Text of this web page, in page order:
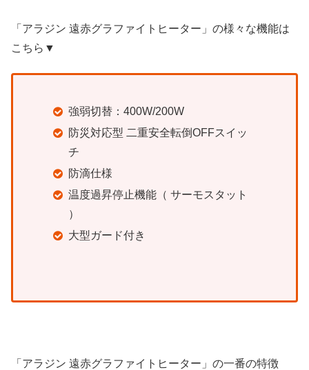
「 アラジン 遠赤グラファイトヒーター」の様々な機能は
こちら▼
強弱切替：400W/200W
防災対応型 二重安全転倒OFFスイッ
チ
防滴仕様
温度過昇停止機能（ サーモスタット
）
大型ガード付き
「アラジン 遠赤グラファイトヒーター」の一番の特徴